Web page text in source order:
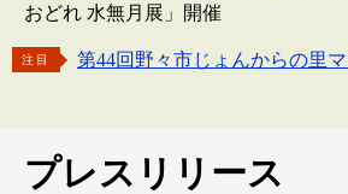
おどれ 水無月展」開催
注目
第44回野々市じょんからの里
プレスリリース